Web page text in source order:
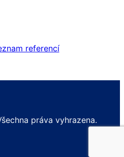
referencí
práva vyhrazena.